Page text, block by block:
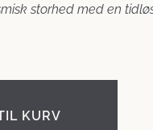
storhed med en
KURV